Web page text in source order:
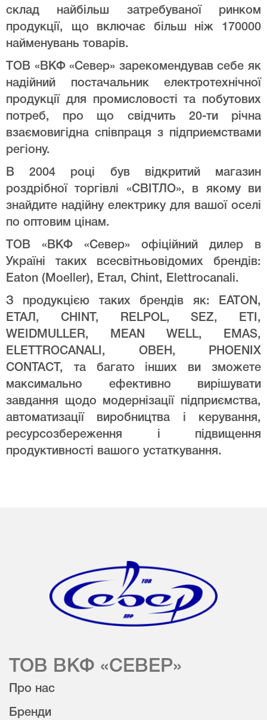
склад найбільш затребуваної ринком
продукції, що включає більш ніж 170000
найменувань товарів.
ТОВ «ВКФ «Север» зарекомендував себе як
надійний постачальник електротехнічної
продукції для промисловості та побутових
потреб, про що свідчить 20-ти річна
взаємовигідна співпраця з підприемствами
регіону.
В 2004 році був відкритий магазин
роздрібної торгівлі «СВІТЛО», в якому ви
знайдите надійну електрику для вашої оселі
по оптовим цінам.
ТОВ «ВКФ «Север» офіційний дилер в
Україні таких всесвітньовідомих брендів:
Eaton (Moeller), Етал, Chint, Elettrocanali.
З продукцією таких брендів як: EATON,
ЕТАЛ, CHINT, RELPOL, SEZ, ETI,
WEIDMULLER, MEAN WELL, EMAS,
ELETTROCANALI, ОВЕН, PHOENIX
CONTACT, та багато інших ви зможете
максимально ефективно вирішувати
завдання щодо модернізації підприємства,
автоматизації виробництва і керування,
ресурсозбереження і підвищення
продуктивності вашого устаткування.
ТОВ ВКФ «СЕВЕР»
Про нас
Бренди